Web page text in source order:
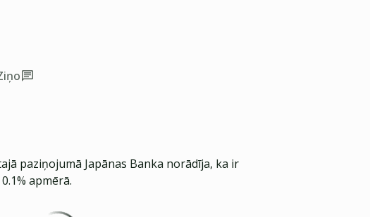
paziņojumā Japānas Banka norādīja, ka ir
apmērā.